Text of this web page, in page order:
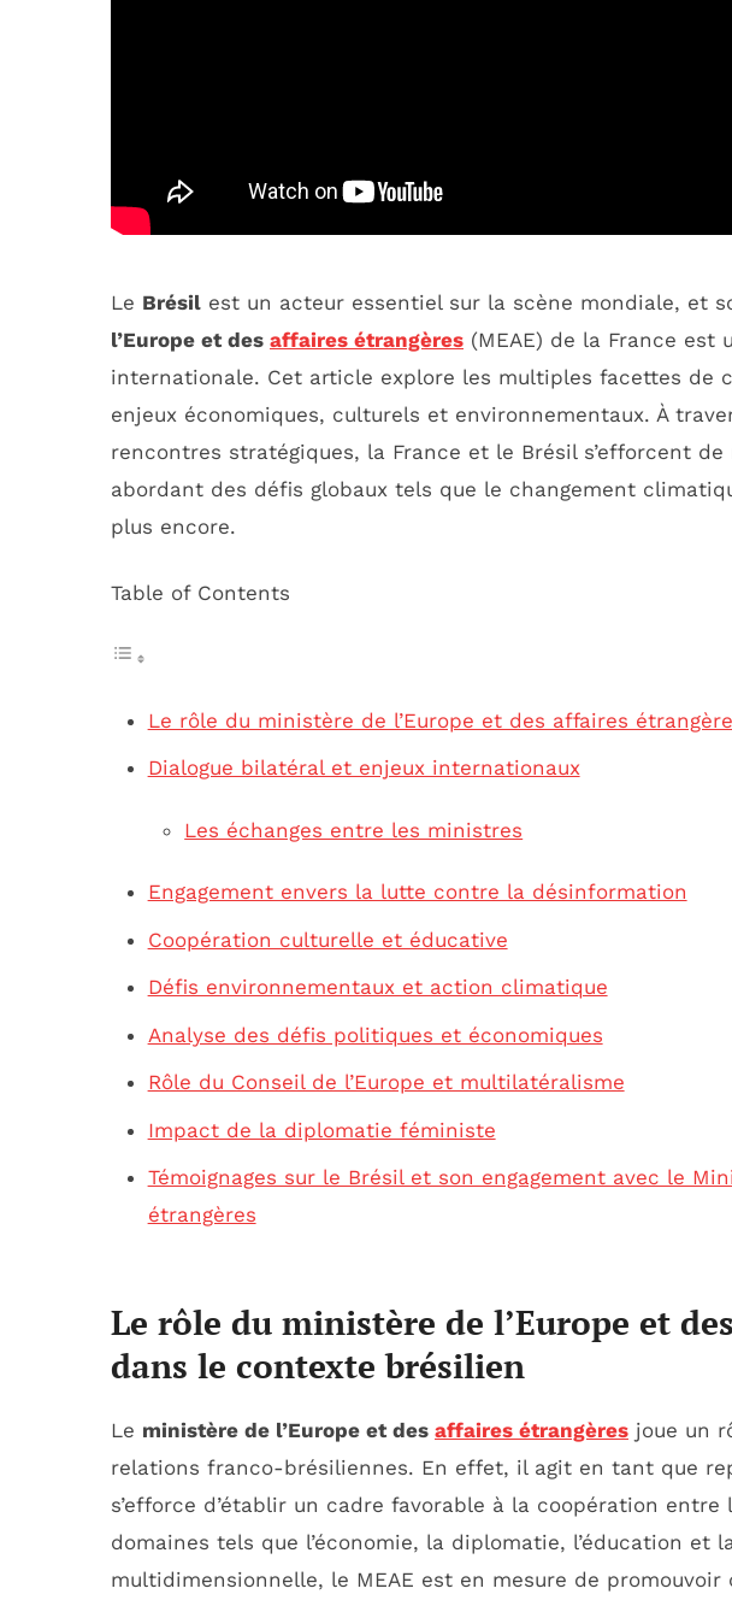
Le Brésil est un acteur essentiel sur la scène mondiale, et
l’Europe et des affaires étrangères (MEAE) de la France
internationale. Cet article explore les multiples facettes de
enjeux économiques, culturels et environnementaux. À
rencontres stratégiques, la France et le Brésil s’efforcent
abordant des défis globaux tels que le changement
plus encore.
Table of Contents
Le rôle du ministère de l’Europe et des affaires
Dialogue bilatéral et enjeux internationaux
Les échanges entre les ministres
Engagement envers la lutte contre la désinformation
Coopération culturelle et éducative
Défis environnementaux et action climatique
Analyse des défis politiques et économiques
Rôle du Conseil de l’Europe et multilatéralisme
Impact de la diplomatie féministe
Témoignages sur le Brésil et son engagement avec le
étrangères
Le rôle du ministère de l’Europe et
dans le contexte brésilien
Le ministère de l’Europe et des affaires étrangères joue un
relations franco-brésiliennes. En effet, il agit en tant que
s’efforce d’établir un cadre favorable à la coopération
domaines tels que l’économie, la diplomatie, l’éducation et
multidimensionnelle, le MEAE est en mesure de